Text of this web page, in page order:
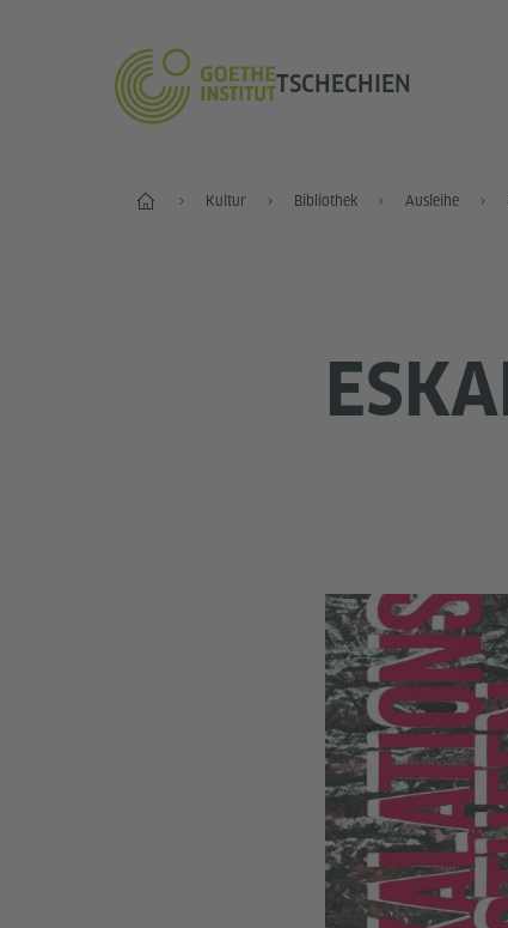
TSCHECHIEN
Start Kultur Bibliothek Ausleihe